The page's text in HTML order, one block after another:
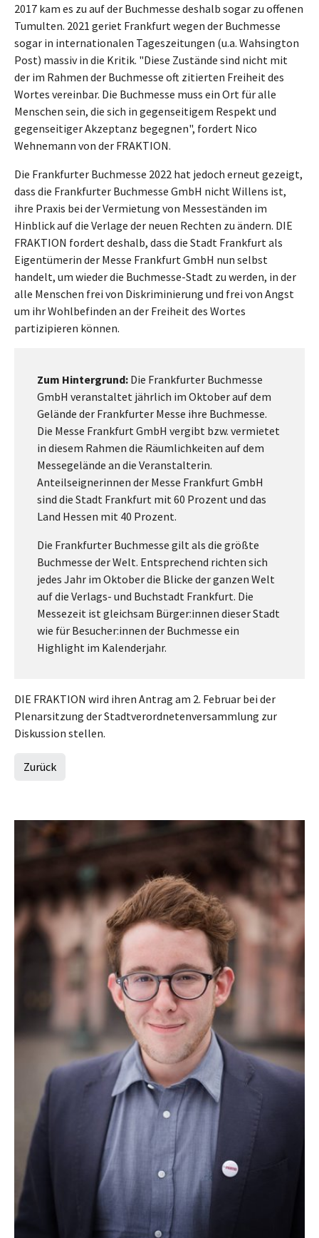
2017 kam es zu auf der Buchmesse deshalb sogar zu offenen
Tumulten. 2021 geriet Frankfurt wegen der Buchmesse
sogar in internationalen Tageszeitungen (u.a. Wahsington
Post) massiv in die Kritik. "Diese Zustände sind nicht mit
der im Rahmen der Buchmesse oft zitierten Freiheit des
Wortes vereinbar. Die Buchmesse muss ein Ort für alle
Menschen sein, die sich in gegenseitigem Respekt und
gegenseitiger Akzeptanz begegnen", fordert Nico
Wehnemann von der FRAKTION.
Die Frankfurter Buchmesse 2022 hat jedoch erneut gezeigt,
dass die Frankfurter Buchmesse GmbH nicht Willens ist,
ihre Praxis bei der Vermietung von Messeständen im
Hinblick auf die Verlage der neuen Rechten zu ändern. DIE
FRAKTION fordert deshalb, dass die Stadt Frankfurt als
Eigentümerin der Messe Frankfurt GmbH nun selbst
handelt, um wieder die Buchmesse-Stadt zu werden, in der
alle Menschen frei von Diskriminierung und frei von Angst
um ihr Wohlbefinden an der Freiheit des Wortes
partizipieren können.
Zum Hintergrund: Die Frankfurter Buchmesse
GmbH veranstaltet jährlich im Oktober auf dem
Gelände der Frankfurter Messe ihre Buchmesse.
Die Messe Frankfurt GmbH vergibt bzw. vermietet
in diesem Rahmen die Räumlichkeiten auf dem
Messegelände an die Veranstalterin.
Anteilseignerinnen der Messe Frankfurt GmbH
sind die Stadt Frankfurt mit 60 Prozent und das
Land Hessen mit 40 Prozent.
Die Frankfurter Buchmesse gilt als die größte
Buchmesse der Welt. Entsprechend richten sich
jedes Jahr im Oktober die Blicke der ganzen Welt
auf die Verlags- und Buchstadt Frankfurt. Die
Messezeit ist gleichsam Bürger:innen dieser Stadt
wie für Besucher:innen der Buchmesse ein
Highlight im Kalenderjahr.
DIE FRAKTION wird ihren Antrag am 2. Februar bei der
Plenarsitzung der Stadtverordnetenversammlung zur
Diskussion stellen.
Zurück